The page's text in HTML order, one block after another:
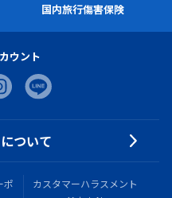
国内旅行傷害保険
ウント
ついて
ポ
カスタマーハラスメント